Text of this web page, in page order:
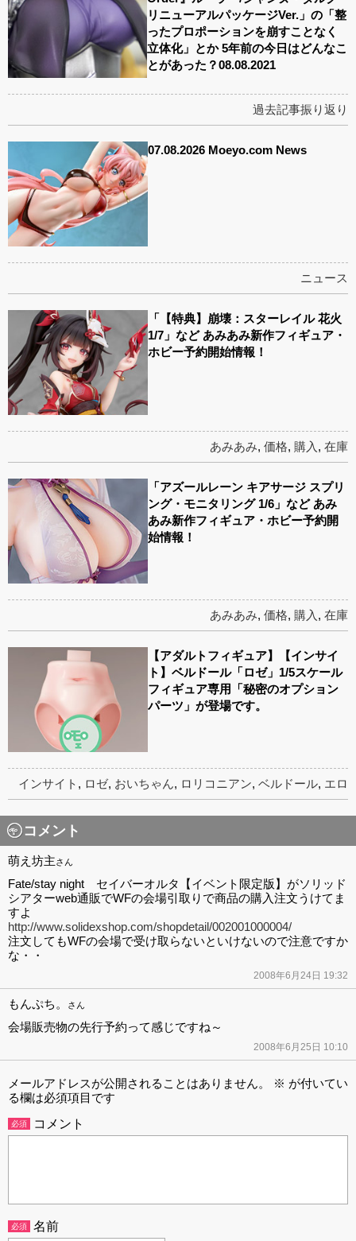
リニューアルパッケージVer.」の「整
ったプロポーションを崩すことなく
立体化」とか 5年前の今日はどんなこ
とがあった？08.08.2021
過去記事振り返り
07.08.2026 Moeyo.com News
ニュース
「【特典】崩壊：スターレイル 花火
1/7」など あみあみ新作フィギュア・
ホビー予約開始情報！
あみあみ, 価格, 購入 , 在庫
「アズールレーン キアサージ スプリ
ング・モニタリング 1/6」など あみ
あみ新作フィギュア・ホビー予約開
始情報！
あみあみ, 価格, 購入 , 在庫
【アダルトフィギュア】【インサイ
ト】ベルドール「ロゼ」1/5スケール
フィギュア専用「秘密のオプション
パーツ」が登場です。
インサイト , ロゼ, おいちゃん, ロリコニアン, ベルドール, エロ
コメント
萌え坊主さん
Fate/stay night セイバーオルタ【イベント限定版】がソリッド
シアターweb通販でWFの会場引取りで商品の購入注文うけてま
すよ
http://www.solidexshop.com/shopdetail/002001000004/
注文してもWFの会場で受け取らないといけないので注意ですか
な・・
2008年6月24日 19:32
もんぷち。 さん
会場販売物の先行予約って感じですね～
2008年6月25日 10:10
メールアドレスが公開されることはありません。 ※ が付いてい
る欄は必須項目です
必須 コメント
必須 名前